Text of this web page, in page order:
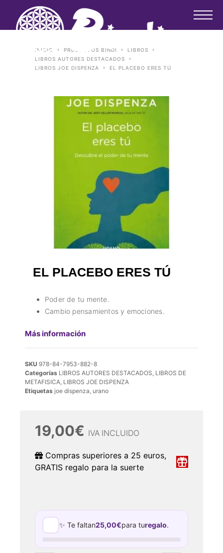
INICIO PRODUCTOS BINDI
LIBROS
LIBROS AUTORES DESTACADOS
LIBROS JOE DISPENZA
EL PLACEBO ERES TÚ
EL PLACEBO ERES TÚ
Poder de tu mente.
Cambio pensamientos y emociones.
Más información
SKU 978-84-7953-882-8
Categorías LIBROS AUTORES DESTACADOS, LIBROS DE
METAFISICA, LIBROS JOE DISPENZA
Etiquetas joe dispenza, urano
19,00€ IVA INCLUIDO
Compras superiores a 25 euros,
GRATIS regalo para la suerte
✨ Te faltan25,00€para turegalo.